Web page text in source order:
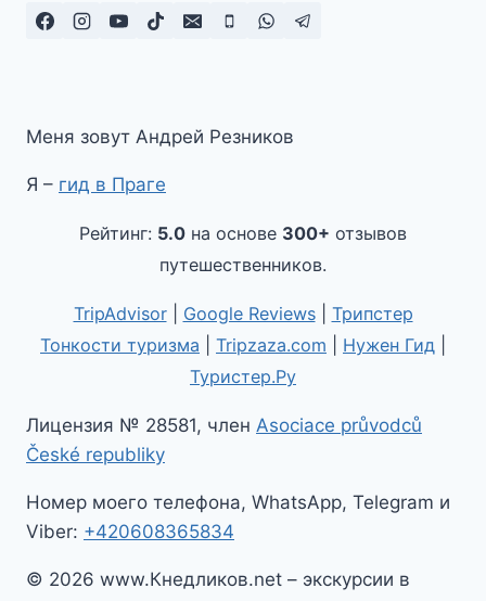
Меня зовут Андрей Резников
Я – гид в Праге
Рейтинг: 5.0 на основе 300+ отзывов
путешественников.
TripAdvisor| Google Reviews| Трипстер
Тонкости туризма
Tripzaza.com Нужен Гид
Туристер.Ру
Лицензия № 28581, член Asociace průvodců
České republiky
Номер моего телефона, WhatsApp, Telegram и
Viber: +420608365834
© 2026 www.Кнедликов.net – экскурсии в